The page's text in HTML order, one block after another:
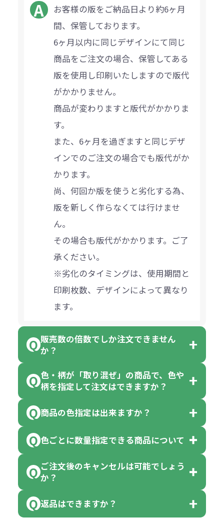
お客様の版をご納品日より約6ヶ月
間、保管しております。
6ヶ月以内に同じデザインにて同じ
商品をご注文の場合、保管してある
版を使用し印刷いたしますので版代
がかかりません。
商品が変わりますと版代がかかりま
す。
また、6ヶ月を過ぎますと同じデザ
インでのご注文の場合でも版代がか
かります。
尚、何回か版を使うと劣化する為、
版を新しく作らなくては行けませ
ん。
その場合も版代がかかります。ご了
承ください。
※劣化のタイミングは、使用期間と
印刷枚数、デザインによって異なり
ます。
販売数の倍数でしか注文できません
か？
一部商品（※）を除き、注文可能数
です。
ります。
【例】注文可能数が100個の場合
は、100個以上でしたら、何個でも
可能です。
色・柄が「取り混ぜ」の商品で、色や
柄を指定して注文はできますか？
「色・柄 取り混ぜ」のラベルがつい
ている商品は、色指定不可となって
ん。
商品の色指定は出来ますか？
色指定できる商品もございますが商
品の詳細に「色・柄 取り混ぜ」のラ
ベルや商品画像に「〇色取混ぜ」な
色ごとに数量指定できる商品について
「選べる本体色」のラベルが付いて
す。
ご注文後のキャンセルは可能でしょう
か？
お客様都合でのキャンセルは、制作
返品はできますか？